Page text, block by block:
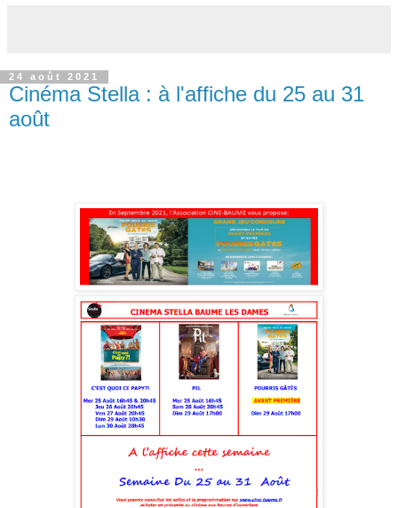
24 août 2021
Cinéma Stella : à l'affiche du 25 au 31
août